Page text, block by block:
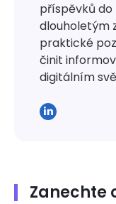
příspěvků do
dlouholetým
praktické
činit
digitálním
Zanechte